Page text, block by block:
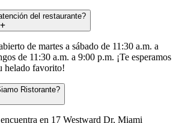
del restaurante?
de martes a sábado de 11:30 a.m. a
de 11:30 a.m. a 9:00 p.m. ¡Te esperamos
helado favorito!
Ristorante?
en 17 Westward Dr, Miami